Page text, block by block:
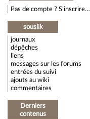
Pas de compte ? S’inscrire…
souslik
journaux
dépêches
liens
messages sur les forums
entrées du suivi
ajouts au wiki
commentaires
Derniers
contenus